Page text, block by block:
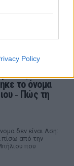
Policy
αυξήσεις: Τα
απο τον
το όνομα
‑ Πώς τη
δεν είναι Αση:
πίσω από την
που